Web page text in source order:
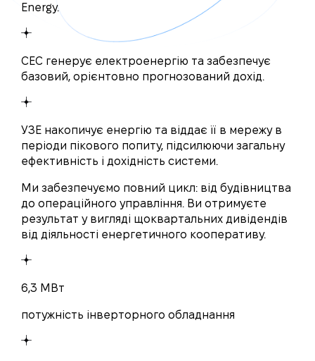
Energy.
СЕС генерує електроенергію та забезпечує
базовий, орієнтовно прогнозований дохід.
УЗЕ накопичує енергію та віддає її в мережу в
періоди пікового попиту, підсилюючи загальну
ефективність і дохідність системи.
Ми забезпечуємо повний цикл: від будівництва
до операційного управління. Ви отримуєте
результат у вигляді щоквартальних дивідендів
від діяльності енергетичного кооперативу.
6,3 МВт
потужність інверторного обладнання